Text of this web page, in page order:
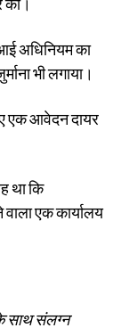
अधिनियम का
भी लगाया।
एक आवेदन दायर
था कि
एक कार्यालय
साथ संलग्न